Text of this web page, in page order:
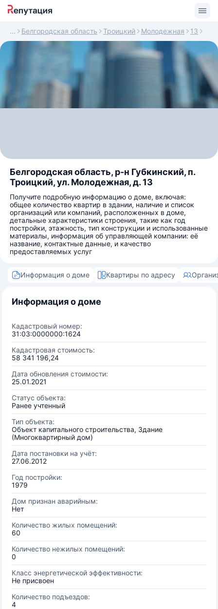
Белгородская область Троицкий Молодежная 13
Белгородская область, р-н Губкинский, п.
Троицкий, ул. Молодежная, д. 13
Получите подробную информацию о доме, включая:
общее количество квартир в здании, наличие и список
организаций или компаний, расположенных в доме,
детальные характеристики строения, такие как год
постройки, этажность, тип конструкции и использованные
материалы, информация об управляющей компании: её
название, контактные данные, и качество
предоставляемых услуг
Информация о доме Квартиры по адресу
Информация о доме
Кадастровый номер:
31:03:0000000:1624
Кадастровая стоимость:
58 341 196,24
Дата обновления стоимости:
25.01.2021
Статус объекта:
Ранее учтенный
Тип объекта:
Объект капитального строительства, Здание
(Многоквартирный дом)
Дата постановки на учёт:
27.06.2012
Год постройки:
1979
Дом признан аварийным:
Нет
Количество жилых помещений:
60
Количество нежилых помещений:
0
Класс энергетической эффективности:
Не присвоен
Количество подъездов:
4